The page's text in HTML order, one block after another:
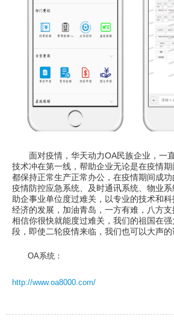
面对疫情，华天动力OA民族企业，一
技术冲在第一线，帮助企业无论是在疫情
都保持正常生产正常办公，在疫情期间成
疫情防控应急系统、及时通讯系统、物业
助企事业单位度过难关，以专业的技术和
经济的发展，加油青岛，一方有难，八方支
相信你很快就能度过难关，我们的祖国在
段，即使二轮疫情来临，我们也可以大声的
OA系统：
http://www.oa8000.com/